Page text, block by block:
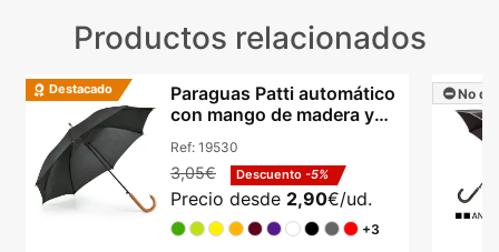
Productos relacionados
Destacado
Paraguas Patti automático
con mango de madera y
Ref: 19530
3,05€ Descuento -5%
Precio desde 2,90€/ud.
+3
No